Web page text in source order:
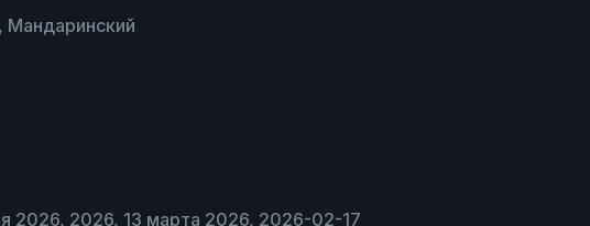
Мандаринский
2026, 2026, 13 марта 2026, 2026-02-17